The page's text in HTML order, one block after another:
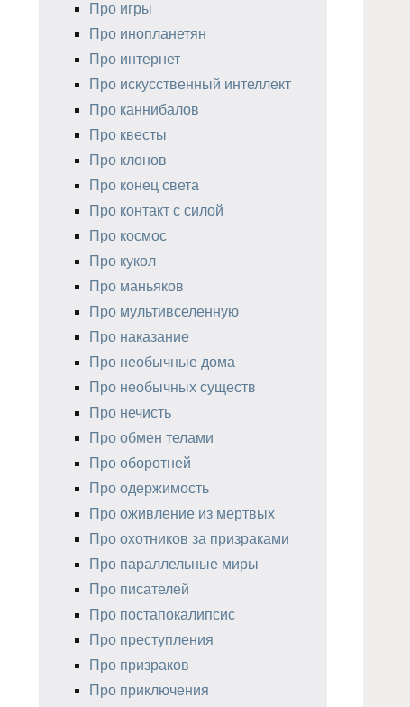
Про игры
Про инопланетян
Про интернет
Про искусственный интеллект
Про каннибалов
Про квесты
Про клонов
Про конец света
Про контакт с силой
Про космос
Про кукол
Про маньяков
Про мультивселенную
Про наказание
Про необычные дома
Про необычных существ
Про нечисть
Про обмен телами
Про оборотней
Про одержимость
Про оживление из мертвых
Про охотников за призраками
Про параллельные миры
Про писателей
Про постапокалипсис
Про преступления
Про призраков
Про приключения